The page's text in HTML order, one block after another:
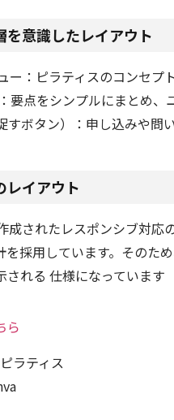
を意識したレイアウト
ー：ピラティスのコンセプ
要点をシンプルにまとめ、
すボタン）：申し込みや問
レイアウト
成されたレスポンシブ対
を採用しています。そのた
される 仕様になっています
ら
ラティス